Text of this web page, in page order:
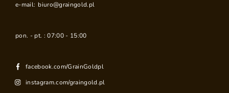
e-mail: biuro@graingold.pl
pon. - pt. : 07:00 - 15:00
facebook.com/GrainGoldpl
instagram.com/graingold.pl